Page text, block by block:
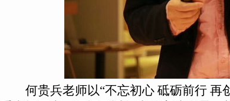
何贵兵老师以“不忘初心 砥砺前行